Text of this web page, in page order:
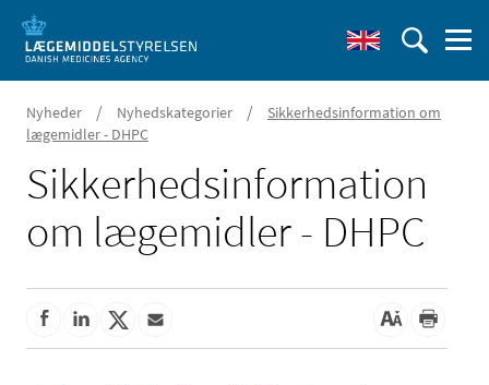
Nyheder / Nyhedskategorier /
Sikkerhedsinformation om
lægemidler - DHPC
Sikkerhedsinformation
om lægemidler - DHPC